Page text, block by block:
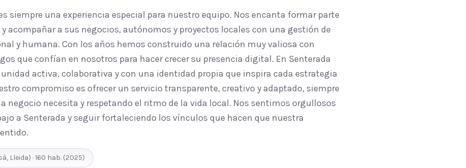
siempre una experiencia especial para nuestro equipo. Nos encanta formar parte
acompañar a sus negocios, autónomos y proyectos locales con una gestión de
y humana. Con los años hemos construido una relación muy valiosa con
que confían en nosotros para hacer crecer su presencia digital. En Senterada
activa, colaborativa y con una identidad propia que inspira cada estrategia
compromiso es ofrecer un servicio transparente, creativo y adaptado, siempre
negocio necesita y respetando el ritmo de la vida local. Nos sentimos orgullosos
a Senterada y seguir fortaleciendo los vínculos que hacen que nuestra
, Lleida) ·160 hab. (2025)